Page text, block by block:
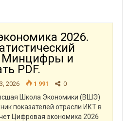
2026.
Минцифры и
PDF.
2026 1 991 0
Школа Экономики (ВШЭ)
показателей отрасли ИКТ в
Цифровая экономика 2026